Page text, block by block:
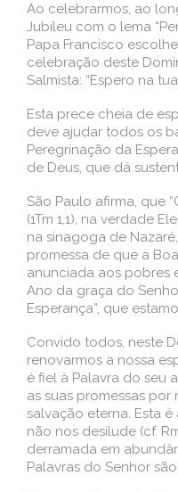
Ao celebrarmos, ao
Jubileu com o lema
Papa Francisco
celebração deste
Salmista: “Espero na
Esta prece cheia de
deve ajudar todos os
Peregrinação da
de Deus, que dá
São Paulo afirma, que
(1Tm 1,1), na verdade
na sinagoga de
promessa de que a
anunciada aos pobres
Ano da graça do
Esperança”, que
Convido todos, neste
renovarmos a nossa
é fiel à Palavra do seu
as suas promessas
salvação eterna. Esta
não nos desilude (cf.
derramada em
Palavras do Senhor